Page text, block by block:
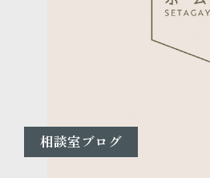
相談室ブログ